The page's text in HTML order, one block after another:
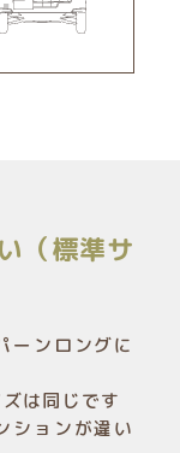
（標準サ
ーンロングに
は同じです
ションが違い